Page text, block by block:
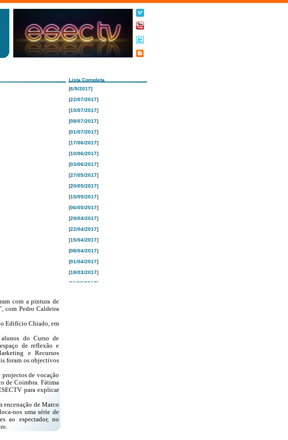
Lista Completa
com a pintura de
com Pedro Caldeira
Edifício Chiado, em
do Curso de
de reflexão e
e Recursos
foram os objectivos
de vocação
de Coimbra. Fátima
para explicar
encenação de Marco
nos uma série de
ao espectador, no
[6/9/2017]
[22/07/2017]
[15/07/2017]
[08/07/2017]
[01/07/2017]
[17/06/2017]
[10/06/2017]
[03/06/2017]
[27/05/2017]
[20/05/2017]
[15/05/2017]
[06/05/2017]
[29/04/2017]
[22/04/2017]
[15/04/2017]
[08/04/2017]
[01/04/2017]
[18/03/2017]
[11/03/2017]